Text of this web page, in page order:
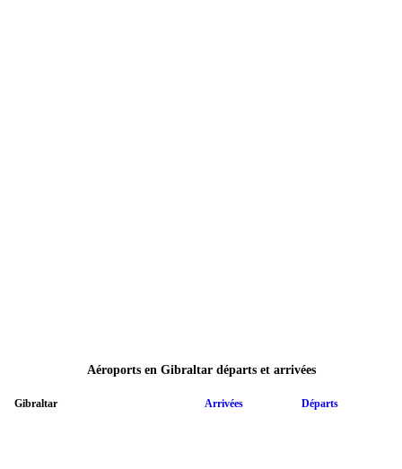
Aéroports en Gibraltar départs et arrivées
Gibraltar Arrivées Départs